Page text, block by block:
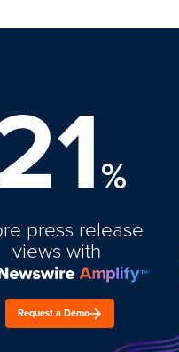
%
press release
views with
Request a Demo